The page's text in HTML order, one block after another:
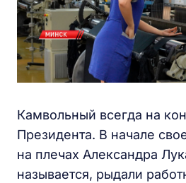
Камвольный всегда на
Президента. В начале
на плечах Александра
называется, рыдали